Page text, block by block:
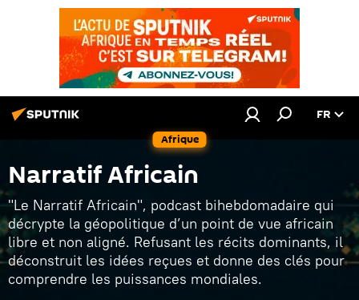
Afrique
FR
Narratif Africain
"Le Narratif Africain", podcast bihebdomadaire qui
décrypte la géopolitique d’un point de vue africain
libre et non aligné. Refusant les récits dominants, il
déconstruit les idées reçues et donne des clés pour
comprendre les puissances mondiales.